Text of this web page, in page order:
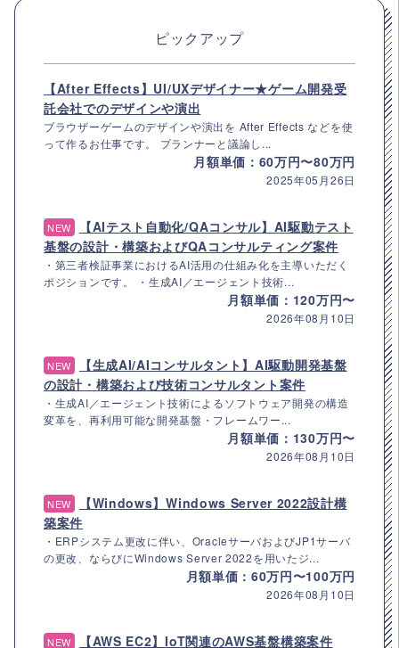
ピックアップ
【After Effects】UI/UXデザイナー★ゲーム開発受
託会社でのデザインや演出
ブラウザーゲームのデザインや演出を After Effects などを使
って作るお仕事です。 プランナーと議論し...
月額単価：60万円〜80万円
2025年05月26日
NEW
【AIテスト自動化/QAコンサル】AI駆動テスト
基盤の設計・構築およびQAコンサルティング案件
・第三者検証事業におけるAI活用の仕組み化を主導いただく
ポジションです。 ・生成AI／エージェント技術...
月額単価：120万円〜
2026年08月10日
NEW
【生成AI/AIコンサルタント】AI駆動開発基盤
の設計・構築および技術コンサルタント案件
・生成AI／エージェント技術によるソフトウェア開発の構造
変革を、再利用可能な開発基盤・フレームワー...
月額単価：130万円〜
2026年08月10日
NEW
【Windows】Windows Server 2022設計構
築案件
・ERPシステム更改に伴い、OracleサーバおよびJP1サーバ
の更改、ならびにWindows Server 2022を用いたジ...
月額単価：60万円〜100万円
2026年08月10日
NEW 【AWS EC2】IoT関連のAWS基盤構築案件